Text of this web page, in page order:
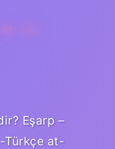
NE
Eşarp –
Türkçe at-